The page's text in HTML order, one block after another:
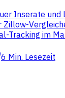
Inserate und
Tracking im
6 Min. Lesezeit